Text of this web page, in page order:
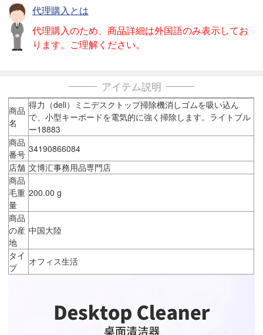
代理購入とは
代理購入のため、商品詳細は外国語のみ表示してお
ります。ご理解ください。
アイテム説明
商品
名
得力（deli）ミニデスクトップ掃除機消しゴムを吸い込ん
で、小型キーボードを電気的に強く掃除します。ライトブル
ー18883
商品
番号 34190866084
店舗 文博汇事務用品専門店
商品
毛重
量
200.00 g
商品
の産
地
中国大陸
タイ
プ
オフィス生活